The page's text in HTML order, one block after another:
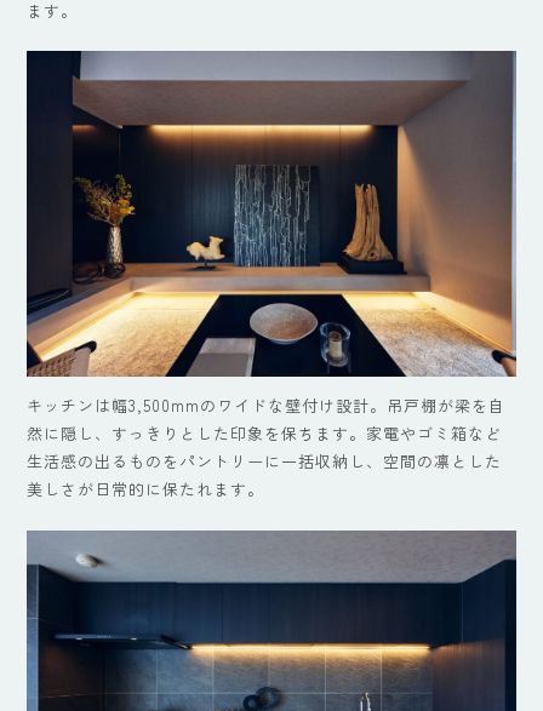
ます。
キッチンは幅3,500mmのワイドな壁付け設計。吊戸棚が梁を自
然に隠し、すっきりとした印象を保ちます。家電やゴミ箱など
生活感の出るものをパントリーに一括収納し、空間の凛とした
美しさが日常的に保たれます。